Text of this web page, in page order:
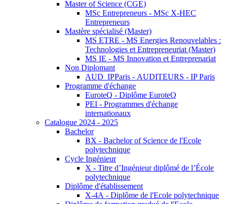
Master of Science (CGE)
MSc Entrepreneurs - MSc X-HEC
Entrepreneurs
Mastère spécialisé (Master)
MS ETRE - MS Energies Renouvelables :
Technologies et Entrepreneuriat (Master)
MS IE - MS Innovation et Entreprenariat
Non Diplomant
AUD_IPParis - AUDITEURS - IP Paris
Programme d'échange
EuroteQ - Diplôme EuroteQ
PEI - Programmes d'échange
internationaux
Catalogue 2024 - 2025
Bachelor
BX - Bachelor of Science de l'Ecole
polytechnique
Cycle Ingénieur
X - Titre d’Ingénieur diplômé de l’École
polytechnique
Diplôme d'établissement
X-4A - Diplôme de l'Ecole polytechnique